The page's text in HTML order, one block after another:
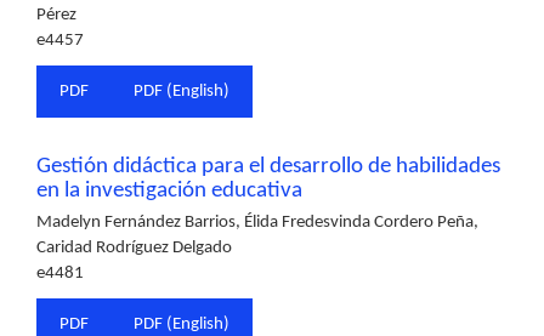
Pérez
e4457
PDF PDF (English)
Gestión didáctica para el desarrollo de habilidades
en la investigación educativa
Madelyn Fernández Barrios, Élida Fredesvinda Cordero Peña,
Caridad Rodríguez Delgado
e4481
PDF PDF (English)